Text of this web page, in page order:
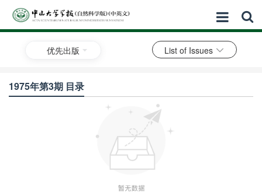
优先出版 List of Issues
1975年第3期 目录